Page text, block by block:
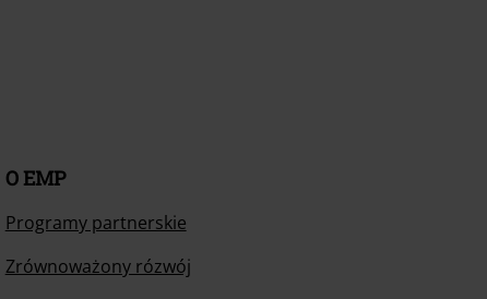
O EMP
Programy partnerskie
Zrównoważony rózwój